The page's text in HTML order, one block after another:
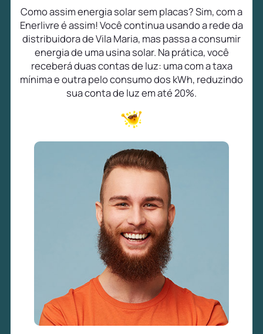
Como assim energia solar sem placas? Sim, com a
Enerlivre é assim! Você continua usando a rede da
distribuidora de Vila Maria, mas passa a consumir
energia de uma usina solar. Na prática, você
receberá duas contas de luz: uma com a taxa
mínima e outra pelo consumo dos kWh, reduzindo
sua conta de luz em até 20%.